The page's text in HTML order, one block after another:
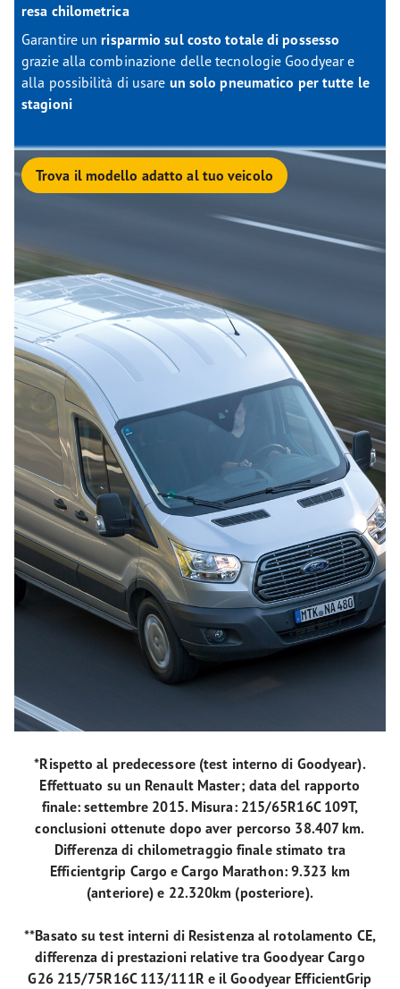
resa chilometrica
Garantire un risparmio sul costo totale di possesso
grazie alla combinazione delle tecnologie Goodyear e
alla possibilità di usare un solo pneumatico per tutte le
stagioni
Trova il modello adatto al tuo veicolo
*Rispetto al predecessore (test interno di Goodyear).
Effettuato su un Renault Master; data del rapporto
finale: settembre 2015. Misura: 215/65R16C 109T,
conclusioni ottenute dopo aver percorso 38.407 km.
Differenza di chilometraggio finale stimato tra
Efficientgrip Cargo e Cargo Marathon: 9.323 km
(anteriore) e 22.320km (posteriore).
**Basato su test interni di Resistenza al rotolamento CE,
differenza di prestazioni relative tra Goodyear Cargo
G26 215/75R16C 113/111R e il Goodyear EfficientGrip